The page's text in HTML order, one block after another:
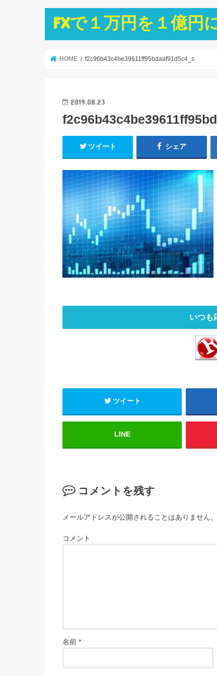
FXで１万円を１億円
HOME f2c96b43c4be39611ff95bdaaf91d5c4_s
2019.08.23
ツイート シェア
いつも
ツイート
LINE
コメントを残す
メールアドレスが公開されることはありません。
コメント
名前 *